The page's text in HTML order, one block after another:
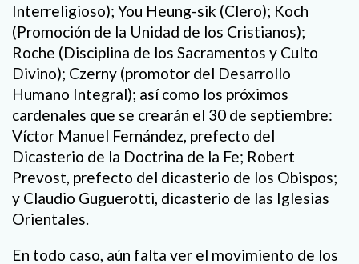
Interreligioso); You Heung-sik (Clero); Koch
(Promoción de la Unidad de los Cristianos);
Roche (Disciplina de los Sacramentos y Culto
Divino); Czerny (promotor del Desarrollo
Humano Integral); así como los próximos
cardenales que se crearán el 30 de septiembre:
Víctor Manuel Fernández, prefecto del
Dicasterio de la Doctrina de la Fe; Robert
Prevost, prefecto del dicasterio de los Obispos;
y Claudio Guguerotti, dicasterio de las Iglesias
Orientales.
En todo caso, aún falta ver el movimiento de los